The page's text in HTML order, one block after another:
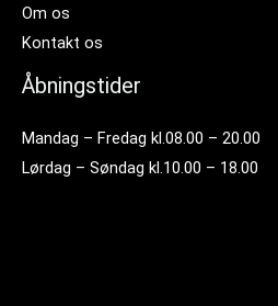
Om os
Kontakt os
Åbningstider
Mandag – Fredag kl.08.00 – 20.00
Lørdag – Søndag kl.10.00 – 18.00